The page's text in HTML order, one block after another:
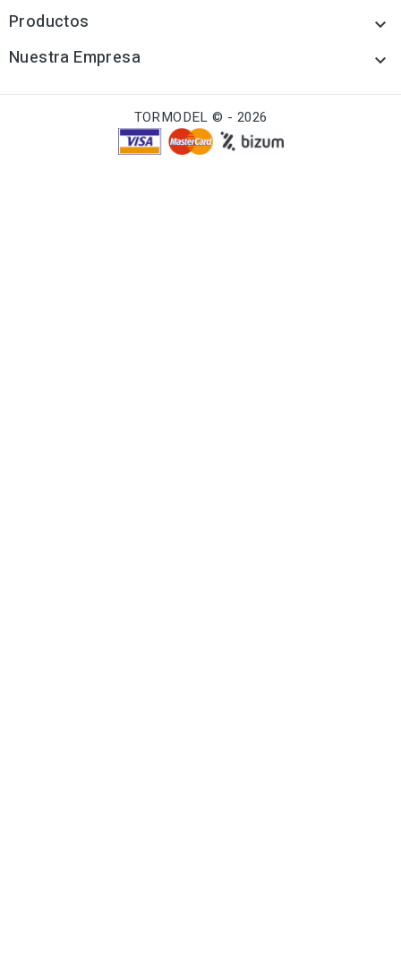
Productos 
Nuestra Empresa 
TORMODEL © - 2026